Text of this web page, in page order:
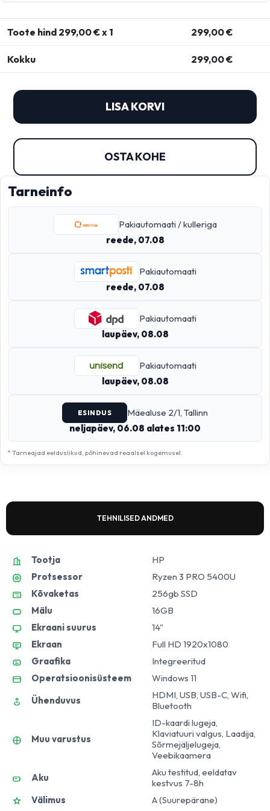
Toote hind 299,00€ x 1 299,00€
Kokku 299,00€
LISA KORVI
OSTA KOHE
Tarneinfo
Pakiautomaati / kulleriga
reede, 07.08
Pakiautomaati
reede, 07.08
Pakiautomaati
laupäev, 08.08
Pakiautomaati
laupäev, 08.08
ESINDUS
Mäealuse 2/1, Tallinn
neljapäev, 06.08 alates 11:00
* Tarneajad eelduslikud, põhinevad reaalsel kogemusel.
TEHNILISED ANDMED
Tootja
HP
Protsessor
Ryzen 3 PRO 5400U
Kõvaketas
256gb SSD
Mälu
16GB
Ekraani suurus
14"
Ekraan
Full HD 1920x1080
Graafika
Integreeritud
Operatsioonisüsteem
Windows 11
Ühenduvus
HDMI, USB, USB-C, Wifi,
Bluetooth
Muu varustus
ID-kaardi lugeja,
Klaviatuuri valgus, Laadija,
Sõrmejäljelugeja,
Veebikaamera
Aku
Aku testitud, eeldatav
kestvus 7-8h
Välimus
A (Suurepärane)